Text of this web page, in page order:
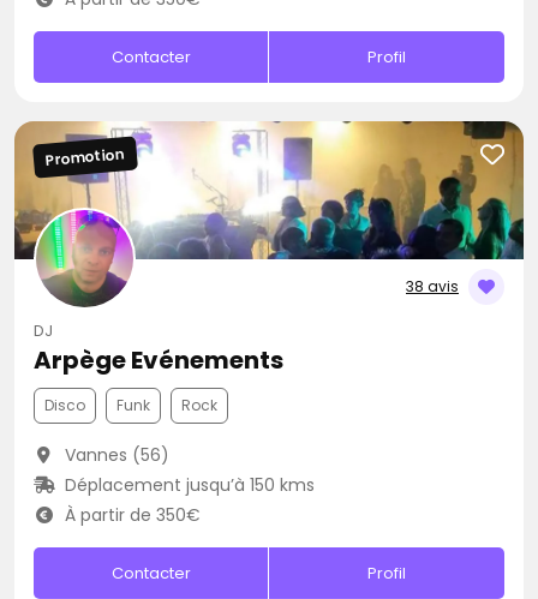
Contacter Profil
38 avis
Promotion
DJ
Arpège Evénements
Disco Funk Rock
Vannes (56)
Déplacement jusqu’à 150 kms
À partir de 350€
Contacter Profil